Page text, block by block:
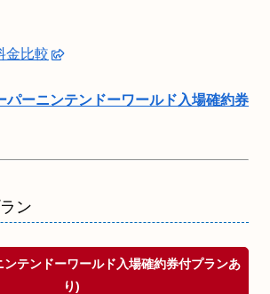
金比較
パーニンテンドーワールド入場確約券
ン
テンドーワールド入場確約券付プランあ
り)